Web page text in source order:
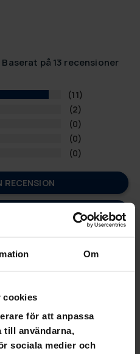
Om
cookies
för att anpassa
till användarna,
sociala medier och
Baserat på 13 recensioner
11
2
0
0
0
RECENSION
09-22-2024